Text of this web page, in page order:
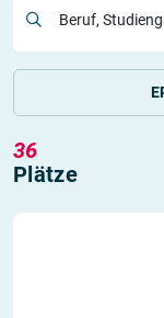
Beruf,
36
Plätze